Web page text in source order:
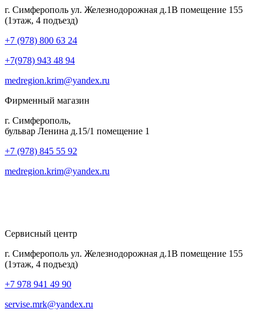
г. Симферополь ул. Железнодорожная д.1В помещение 155
(1этаж, 4 подъезд)
+7 (978) 800 63 24
+7(978) 943 48 94
medregion.krim@yandex.ru
Фирменный магазин
г. Симферополь,
бульвар Ленина д.15/1 помещение 1
+7 (978) 845 55 92
medregion.krim@yandex.ru
Сервисный центр
г. Симферополь ул. Железнодорожная д.1В помещение 155
(1этаж, 4 подъезд)
+7 978 941 49 90
servise.mrk@yandex.ru